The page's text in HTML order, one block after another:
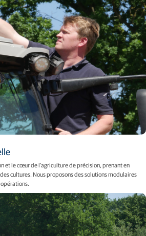
et le cœur de l'agriculture de précision, prenant en
cultures. Nous proposons des solutions modulaires